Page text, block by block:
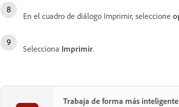
En el cuadro de diálogo Imprimir, seleccione
Selecciona Imprimir.
Trabaja de forma más